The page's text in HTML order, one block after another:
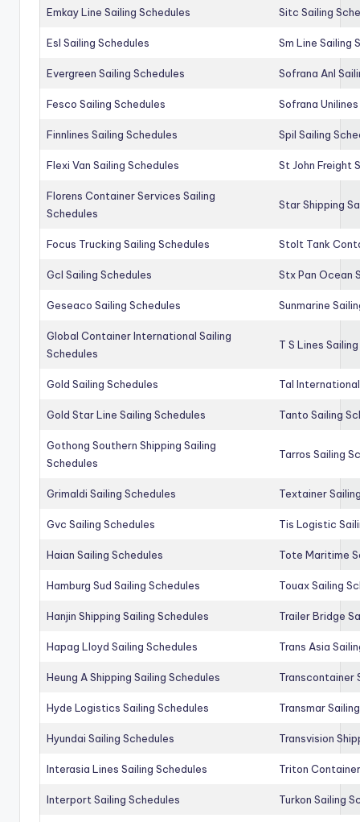
Emkay Line Sailing Schedules Sitc Sailing
Esl Sailing Schedules Sm Line Sailing
Evergreen Sailing Schedules Sofrana Anl
Fesco Sailing Schedules Sofrana
Finnlines Sailing Schedules Spil Sailing
Flexi Van Sailing Schedules St John Freight
Florens Container Services Sailing
Schedules
Star Shipping
Focus Trucking Sailing Schedules Stolt Tank
Gcl Sailing Schedules Stx Pan Ocean
Geseaco Sailing Schedules Sunmarine
Global Container International Sailing
Schedules
T S Lines
Gold Sailing Schedules Tal
Gold Star Line Sailing Schedules Tanto Sailing
Gothong Southern Shipping Sailing
Schedules
Tarros Sailing
Grimaldi Sailing Schedules Textainer
Gvc Sailing Schedules Tis Logistic
Haian Sailing Schedules Tote Maritime
Hamburg Sud Sailing Schedules Touax Sailing
Hanjin Shipping Sailing Schedules Trailer Bridge
Hapag Lloyd Sailing Schedules Trans Asia
Heung A Shipping Sailing Schedules Transcontainer
Hyde Logistics Sailing Schedules Transmar
Hyundai Sailing Schedules Transvision
Interasia Lines Sailing Schedules Triton
Interport Sailing Schedules Turkon Sailing